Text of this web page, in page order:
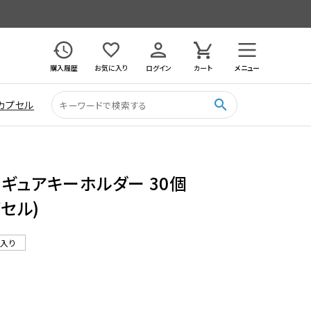
購入履歴
お気に入り ログイン カート メニュー
プセル search
ュアキーホルダー 30個
ル)
り